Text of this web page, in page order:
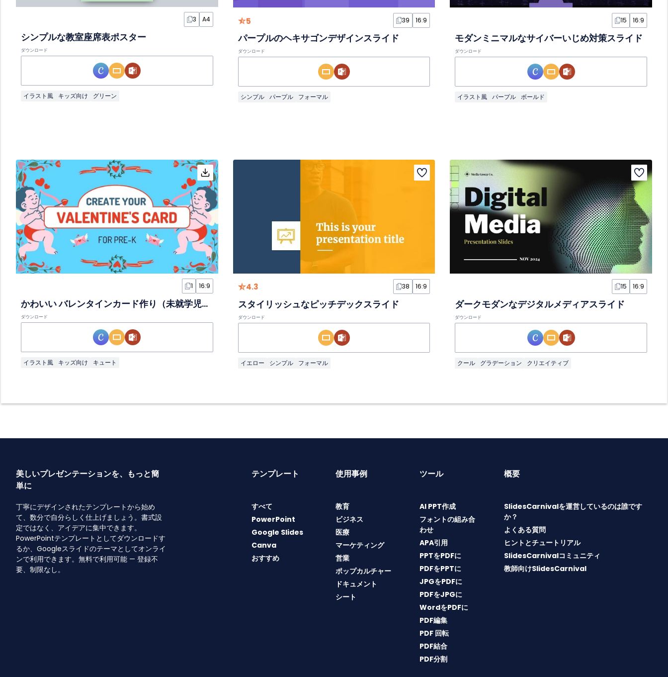
3 A4
シンプルな教室座席表ポスター
ダウンロード
イラスト風 キッズ向け グリーン
5 39 16:9
パープルのヘキサゴンデザインスライド
ダウンロード
シンプル パープル フォーマル
15 16:9
モダンミニマルなサイバーいじめ対策スライド
ダウンロード
イラスト風 パープル ボールド
1 16:9
かわいい バレンタインカード作り（未就学児向け）スライド
ダウンロード
イラスト風 キッズ向け キュート
4.3 38 16:9
スタイリッシュなピッチデックスライド
ダウンロード
イエロー シンプル フォーマル
15 16:9
ダークモダンなデジタルメディアスライド
ダウンロード
クール グラデーション クリエイティブ
美しいプレゼンテーションを、もっと簡
単に
丁寧にデザインされたテンプレートから始め
て、数分で自分らしく仕上げましょう。書式設
定ではなく、アイデアに集中できます。
PowerPointテンプレートとしてダウンロードす
るか、Googleスライドのテーマとしてオンライ
ンで利用できます。無料で利用可能 — 登録不
要、制限なし。
テンプレート
すべて
PowerPoint
Google Slides
Canva
おすすめ
使用事例
教育
ビジネス
医療
マーケティング
営業
ポップカルチャー
ドキュメント
シート
ツール
AI PPT作成
フォントの組み合
わせ
APA引用
PPTをPDFに
PDFをPPTに
JPGをPDFに
PDFをJPGに
WordをPDFに
PDF編集
PDF 回転
PDF結合
PDF分割
概要
SlidesCarnivalを運営しているのは誰です
か？
よくある質問
ヒントとチュートリアル
SlidesCarnivalコミュニティ
教師向けSlidesCarnival